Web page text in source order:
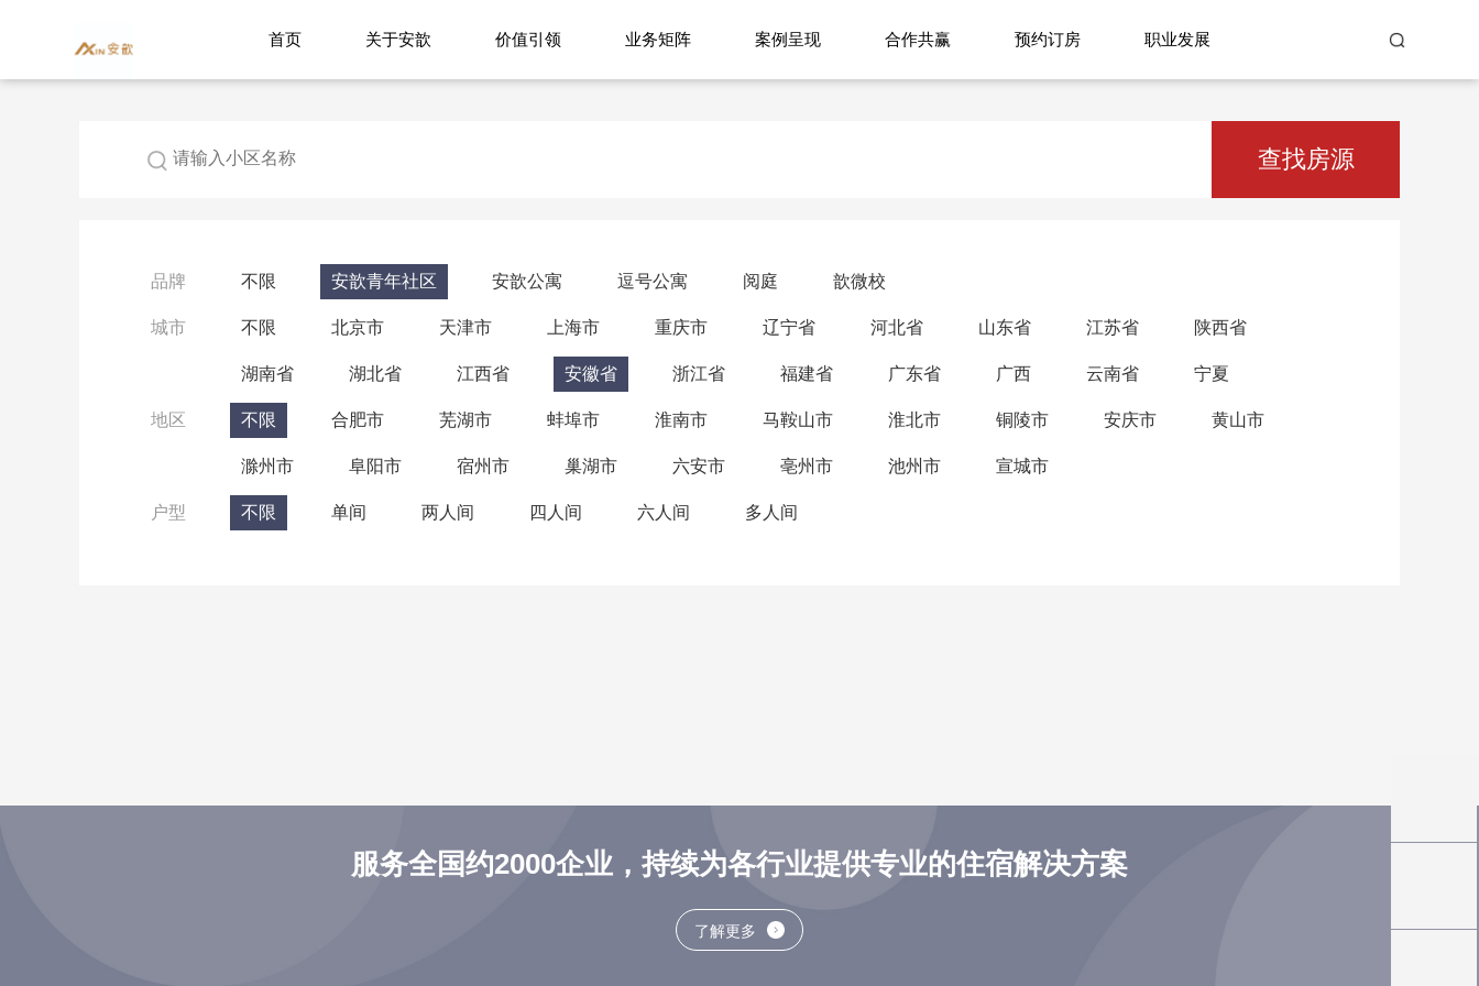
首页 关于安歆 价值引领 业务矩阵 案例呈现 合作共赢 预约订房 职业发展
查找房源
品牌 不限 安歆青年社区 安歆公寓 逗号公寓 阅庭 歆微校
城市 不限 北京市 天津市 上海市 重庆市 辽宁省 河北省 山东省 江苏省 陕西省
湖南省 湖北省 江西省 安徽省 浙江省 福建省 广东省 广西 云南省 宁夏
地区 不限 合肥市 芜湖市 蚌埠市 淮南市 马鞍山市 淮北市 铜陵市 安庆市 黄山市
滁州市 阜阳市 宿州市 巢湖市 六安市 亳州市 池州市 宣城市
户型 不限 单间 两人间 四人间 六人间 多人间
服务全国约2000企业，持续为各行业提供专业的住宿解决方案
了解更多